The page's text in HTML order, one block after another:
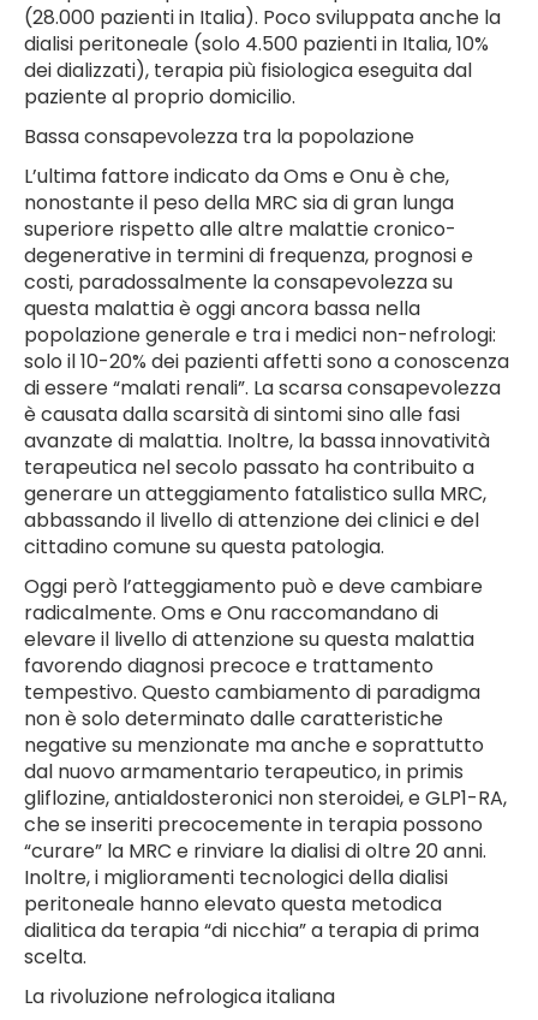
(28.000 pazienti in Italia). Poco sviluppata anche la
dialisi peritoneale (solo 4.500 pazienti in Italia, 10%
dei dializzati), terapia più fisiologica eseguita dal
paziente al proprio domicilio.
Bassa consapevolezza tra la popolazione
L’ultima fattore indicato da Oms e Onu è che,
nonostante il peso della MRC sia di gran lunga
superiore rispetto alle altre malattie cronico-
degenerative in termini di frequenza, prognosi e
costi, paradossalmente la consapevolezza su
questa malattia è oggi ancora bassa nella
popolazione generale e tra i medici non-nefrologi:
solo il 10-20% dei pazienti affetti sono a conoscenza
di essere “malati renali”. La scarsa consapevolezza
è causata dalla scarsità di sintomi sino alle fasi
avanzate di malattia. Inoltre, la bassa innovatività
terapeutica nel secolo passato ha contribuito a
generare un atteggiamento fatalistico sulla MRC,
abbassando il livello di attenzione dei clinici e del
cittadino comune su questa patologia.
Oggi però l’atteggiamento può e deve cambiare
radicalmente. Oms e Onu raccomandano di
elevare il livello di attenzione su questa malattia
favorendo diagnosi precoce e trattamento
tempestivo. Questo cambiamento di paradigma
non è solo determinato dalle caratteristiche
negative su menzionate ma anche e soprattutto
dal nuovo armamentario terapeutico, in primis
gliflozine, antialdosteronici non steroidei, e GLP1-RA,
che se inseriti precocemente in terapia possono
“curare” la MRC e rinviare la dialisi di oltre 20 anni.
Inoltre, i miglioramenti tecnologici della dialisi
peritoneale hanno elevato questa metodica
dialitica da terapia “di nicchia” a terapia di prima
scelta.
La rivoluzione nefrologica italiana